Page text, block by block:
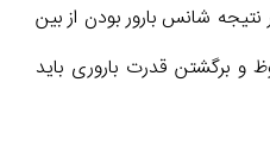
شانس بارور بودن از بین
و برگشتن قدرت باروری باید